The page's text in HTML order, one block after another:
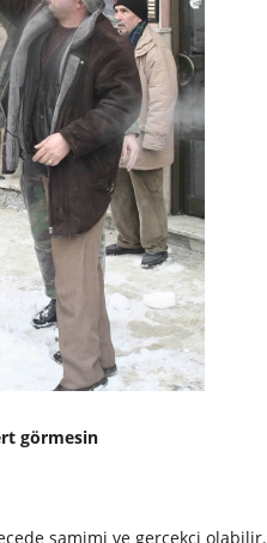
görmesin
samimi ve gerçekci olabilir.